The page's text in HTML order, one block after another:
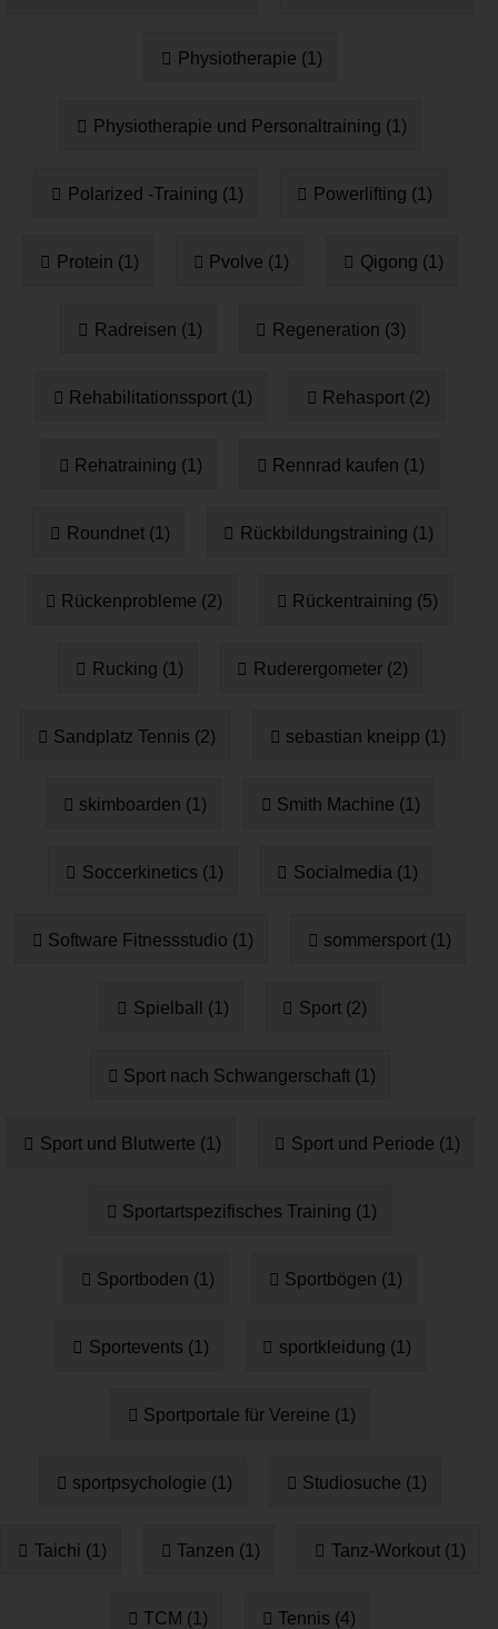
Physiotherapie (1)
Physiotherapie und Personaltraining (1)
Polarized -Training (1) Powerlifting (1)
Protein (1) Pvolve (1) Qigong (1)
Radreisen (1) Regeneration (3)
Rehabilitationssport (1) Rehasport (2)
Rehatraining (1) Rennrad kaufen (1)
Roundnet (1) Rückbildungstraining (1)
Rückenprobleme (2) Rückentraining (5)
Rucking (1) Ruderergometer (2)
Sandplatz Tennis (2) sebastian kneipp (1)
skimboarden (1) Smith Machine (1)
Soccerkinetics (1) Socialmedia (1)
Software Fitnessstudio (1) sommersport (1)
Spielball (1) Sport (2)
Sport nach Schwangerschaft (1)
Sport und Blutwerte (1) Sport und Periode (1)
Sportartspezifisches Training (1)
Sportboden (1) Sportbögen (1)
Sportevents (1) sportkleidung (1)
Sportportale für Vereine (1)
sportpsychologie (1) Studiosuche (1)
Taichi (1) Tanzen (1) Tanz-Workout (1)
TCM (1) Tennis (4)